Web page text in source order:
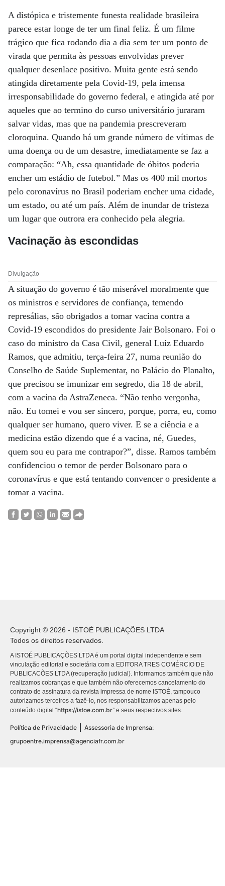
A distópica e tristemente funesta realidade brasileira
parece estar longe de ter um final feliz. É um filme
trágico que fica rodando dia a dia sem ter um ponto de
virada que permita às pessoas envolvidas prever
qualquer desenlace positivo. Muita gente está sendo
atingida diretamente pela Covid-19, pela imensa
irresponsabilidade do governo federal, e atingida até por
aqueles que ao termino do curso universitário juraram
salvar vidas, mas que na pandemia prescreveram
cloroquina. Quando há um grande número de vítimas de
uma doença ou de um desastre, imediatamente se faz a
comparação: “Ah, essa quantidade de óbitos poderia
encher um estádio de futebol.” Mas os 400 mil mortos
pelo coronavírus no Brasil poderiam encher uma cidade,
um estado, ou até um país. Além de inundar de tristeza
um lugar que outrora era conhecido pela alegria.
Vacinação às escondidas
Divulgação
A situação do governo é tão miserável moralmente que
os ministros e servidores de confiança, temendo
represálias, são obrigados a tomar vacina contra a
Covid-19 escondidos do presidente Jair Bolsonaro. Foi o
caso do ministro da Casa Civil, general Luiz Eduardo
Ramos, que admitiu, terça-feira 27, numa reunião do
Conselho de Saúde Suplementar, no Palácio do Planalto,
que precisou se imunizar em segredo, dia 18 de abril,
com a vacina da AstraZeneca. “Não tenho vergonha,
não. Eu tomei e vou ser sincero, porque, porra, eu, como
qualquer ser humano, quero viver. E se a ciência e a
medicina estão dizendo que é a vacina, né, Guedes,
quem sou eu para me contrapor?”, disse. Ramos também
confidenciou o temor de perder Bolsonaro para o
coronavírus e que está tentando convencer o presidente a
tomar a vacina.
Copyright © 2026 - ISTOÉ PUBLICAÇÕES LTDA
Todos os direitos reservados.
A ISTOÉ PUBLICAÇÕES LTDA é um portal digital independente e sem
vinculação editorial e societária com a EDITORA TRES COMÉRCIO DE
PUBLICACÕES LTDA (recuperação judicial). Informamos também que não
realizamos cobranças e que também não oferecemos cancelamento do
contrato de assinatura da revista impressa de nome ISTOÉ, tampouco
autorizamos terceiros a fazê-lo, nos responsabilizamos apenas pelo
conteúdo digital “https://istoe.com.br” e seus respectivos sites.
Política de Privacidade
Assessoria de Imprensa:
grupoentre.imprensa@agenciafr.com.br